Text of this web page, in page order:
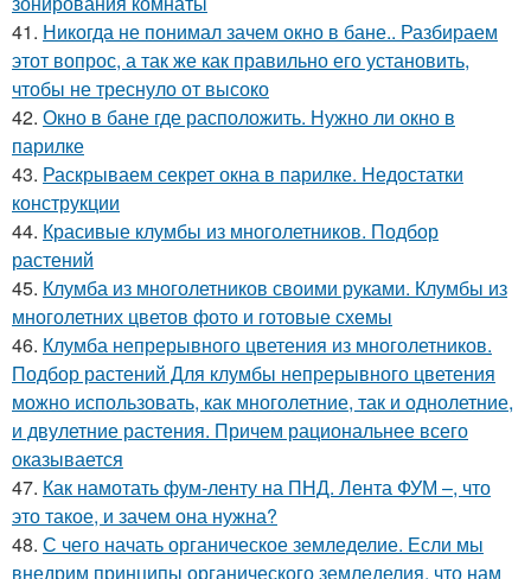
41. Никогда не понимал зачем окно в бане.. Разбираем
этот вопрос, а так же как правильно его установить,
чтобы не треснуло от высоко
42. Окно в бане где расположить. Нужно ли окно в
парилке
43. Раскрываем секрет окна в парилке. Недостатки
конструкции
44. Красивые клумбы из многолетников. Подбор
растений
45. Клумба из многолетников своими руками. Клумбы из
многолетних цветов фото и готовые схемы
46. Клумба непрерывного цветения из многолетников.
Подбор растений Для клумбы непрерывного цветения
можно использовать, как многолетние, так и однолетние,
и двулетние растения. Причем рациональнее всего
оказывается
47. Как намотать фум-ленту на ПНД. Лента ФУМ –, что
это такое, и зачем она нужна?
48. С чего начать органическое земледелие. Если мы
внедрим принципы органического земледелия, что нам